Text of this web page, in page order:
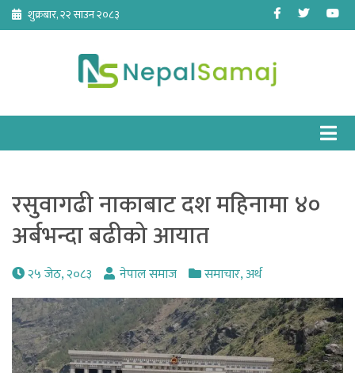
Skip
content
शुक्रबार, २२ साउन २०८३ Facebook
Twitter
रसुवागढी नाकाबाट दश महिनामा ४०
अर्बभन्दा बढीको आयात
२५ जेठ, २०८३ नेपाल समाज समाचार,अर्थ